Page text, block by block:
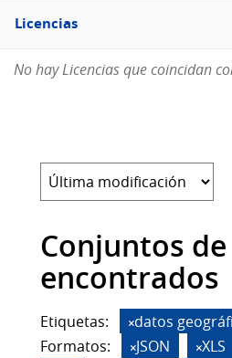
Filtro
Licencias
Licencias
No hay Licencias que coincidan
Conjuntos
encontrados
Etiquetas: datos
Formatos:
JSON XLS